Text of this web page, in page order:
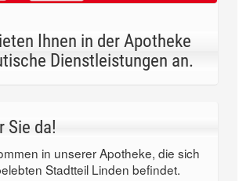
Ihnen in der Apotheke
Dienstleistungen an.
Sie da!
in unserer Apotheke, die sich
Stadtteil Linden befindet.